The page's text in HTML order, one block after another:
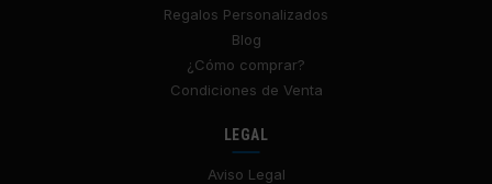
Regalos Personalizados
Blog
¿Cómo comprar?
Condiciones de Venta
LEGAL
Aviso Legal